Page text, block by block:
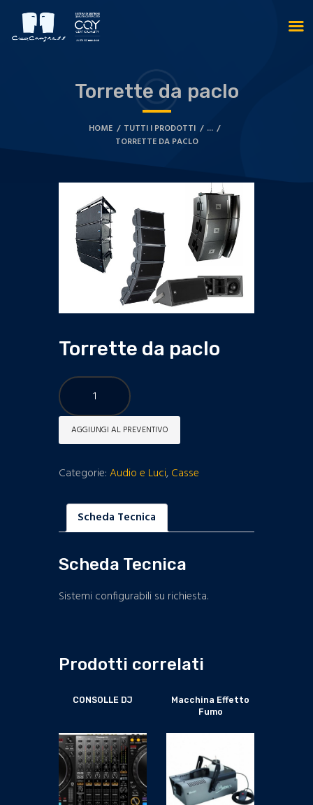
Torrette da paclo
HOME TUTTI I PRODOTTI
...
TORRETTE DA PACLO
Torrette da paclo
Torrette
da
paclo
quantità
AGGIUNGI AL PREVENTIVO
Categorie: Audio e Luci, Casse
Scheda Tecnica
Scheda Tecnica
Sistemi configurabili su richiesta.
Prodotti correlati
CONSOLLE DJ
Macchina Effetto
Fumo